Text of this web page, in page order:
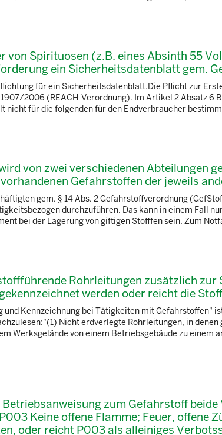
von Spirituosen (z.B. eines Absinth 55
ein Sicherheitsdatenblatt gem.
für ein Sicherheitsdatenblatt.Die Pflicht zur
2006 (REACH-Verordnung). Im Artikel 2 Absatz 6
nicht für die folgenden für den Endverbraucher
von zwei verschiedenen Abteilungen
Gefahrstoffen der jeweils
gem. § 14 Abs. 2 Gefahrstoffverordnung
durchzuführen. Das kann in einem Fall
bei der Lagerung von giftigen Stofffen sein. Zum
Rohrleitungen zusätzlich
werden oder reicht die
und Kennzeichnung bei Tätigkeiten mit Gefahrstoffen"
Nicht erdverlegte Rohrleitungen, in
Werksgelände von einem Betriebsgebäude zu einem
Betriebsanweisung zum Gefahrstoff
Keine offene Flamme; Feuer, offene
oder reicht P003 als alleiniges